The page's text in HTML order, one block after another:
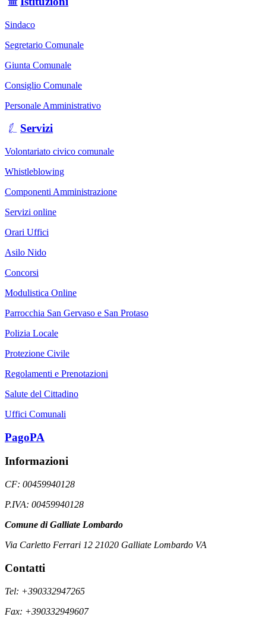
Sindaco
Segretario Comunale
Giunta Comunale
Consiglio Comunale
Personale Amministrativo
Servizi
Volontariato civico comunale
Whistleblowing
Componenti Amministrazione
Servizi online
Orari Uffici
Asilo Nido
Concorsi
Modulistica Online
Parrocchia San Gervaso e San Protaso
Polizia Locale
Protezione Civile
Regolamenti e Prenotazioni
Salute del Cittadino
Uffici Comunali
PagoPA
Informazioni
CF: 00459940128
P.IVA: 00459940128
Comune di Galliate Lombardo
Via Carletto Ferrari 12 21020 Galliate Lombardo VA
Contatti
Tel: +390332947265
Fax: +390332949607